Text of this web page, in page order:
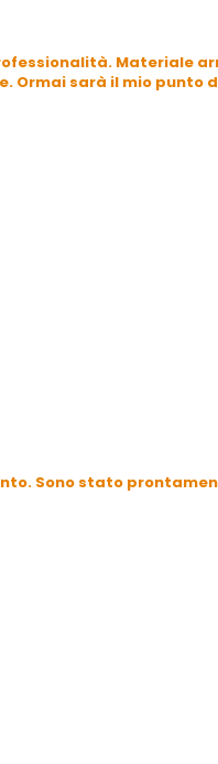
Ormai sarà il mio
Sono stato